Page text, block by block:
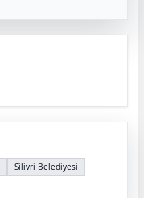
Silivri Belediyesi